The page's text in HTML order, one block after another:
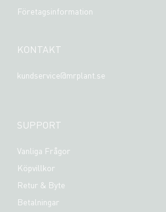
Företagsinformation
KONTAKT
kundservice@mrplant.se
SUPPORT
Vanliga Frågor
Köpvillkor
Retur & Byte
Betalningar